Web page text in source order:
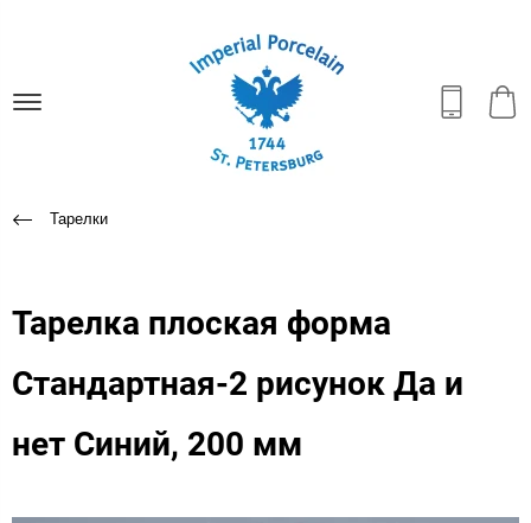
Тарелки
Тарелка плоская форма
Стандартная-2 рисунок Да и
нет Синий, 200 мм